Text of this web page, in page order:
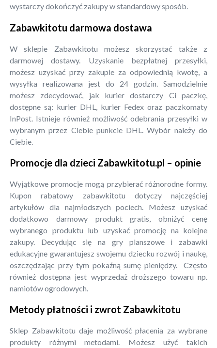
wystarczy dokończyć zakupy w standardowy sposób.
Zabawkitotu darmowa dostawa
W sklepie Zabawkitotu możesz skorzystać także z
darmowej dostawy. Uzyskanie bezpłatnej przesyłki,
możesz uzyskać przy zakupie za odpowiednią kwotę, a
wysyłka realizowana jest do 24 godzin. Samodzielnie
możesz zdecydować, jak kurier dostarczy Ci paczkę,
dostępne są: kurier DHL, kurier Fedex oraz paczkomaty
InPost. Istnieje również możliwość odebrania przesyłki w
wybranym przez Ciebie punkcie DHL. Wybór należy do
Ciebie.
Promocje dla dzieci Zabawkitotu.pl – opinie
Wyjątkowe promocje mogą przybierać różnorodne formy.
Kupon rabatowy zabawkitotu dotyczy najczęściej
artykułów dla najmłodszych pociech. Możesz uzyskać
dodatkowo darmowy produkt gratis, obniżyć cenę
wybranego produktu lub uzyskać promocję na kolejne
zakupy. Decydując się na gry planszowe i zabawki
edukacyjne gwarantujesz swojemu dziecku rozwój i naukę,
oszczędzając przy tym pokaźną sumę pieniędzy. Często
również dostępna jest wyprzedaż droższego towaru np.
namiotów ogrodowych.
Metody płatności i zwrot Zabawkitotu
Sklep Zabawkitotu daje możliwość płacenia za wybrane
produkty różnymi metodami. Możesz użyć takich